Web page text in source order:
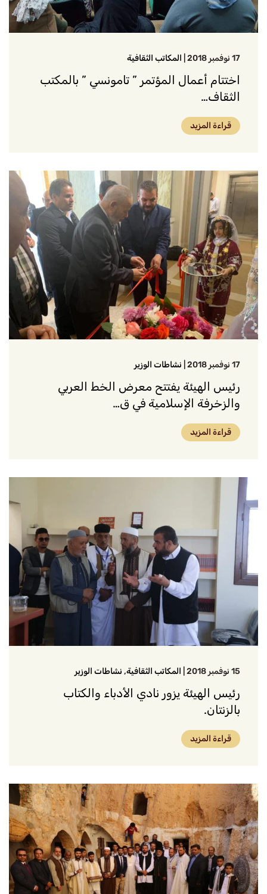
17 نوفمبر 2018 المكاتب الثقافية
اختتام أعمال المؤتمر ” تامونسي ” بالمكتب
الثقاف…
قراءة المزيد
17 نوفمبر 2018 نشاطات الوزير
رئيس الهيئة يفتتح معرض الخط العربي
والزخرفة الإسلامية في ق…
قراءة المزيد
15 نوفمبر 2018 المكاتب الثقافية, نشاطات الوزير
رئيس الهيئة يزور نادي الأدباء والكتاب
بالزنتان.
قراءة المزيد